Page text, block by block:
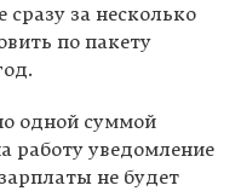
сразу за несколько
по пакету
одной суммой
работу уведомление
не будет